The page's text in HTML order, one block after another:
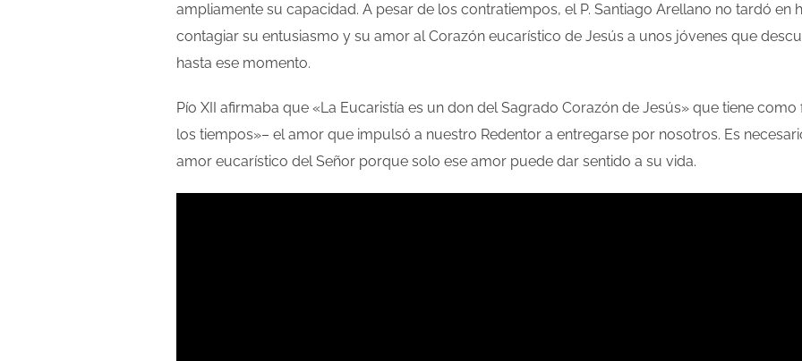
ampliamente su capacidad. A pesar de los contratiempos, el P. Santiago Arellano no tardó en
contagiar su entusiasmo y su amor al Corazón eucarístico de Jesús a unos jóvenes que
hasta ese momento.
Pío XII afirmaba que «La Eucaristía es un don del Sagrado Corazón de Jesús» que tiene
los tiempos»– el amor que impulsó a nuestro Redentor a entregarse por nosotros. Es
amor eucarístico del Señor porque solo ese amor puede dar sentido a su vida.